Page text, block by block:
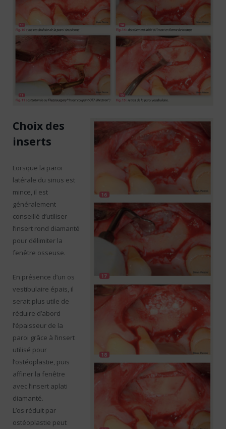
Choix des
inserts
Lorsque la paroi
latérale du sinus est
mince, il est
généralement
conseillé d’utiliser
l’insert rond diamanté
pour délimiter la
fenêtre osseuse.
En présence d’un os
vestibulaire épais, il
serait plus utile de
réduire d’abord
l’épaisseur de la
paroi grâce à l’insert
utilisé pour
l’ostéoplastie, puis
affiner la fenêtre
avec l’insert aplati
diamanté.
L’os réduit par
ostéoplastie peut